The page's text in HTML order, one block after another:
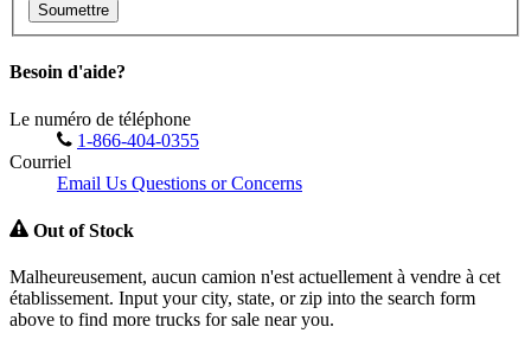
Soumettre
Besoin d'aide?
Le numéro de téléphone
1-866-404-0355
Courriel
Email Us Questions or Concerns
Out of Stock
Malheureusement, aucun camion n'est actuellement à vendre à cet
établissement. Input your city, state, or zip into the search form
above to find more trucks for sale near you.